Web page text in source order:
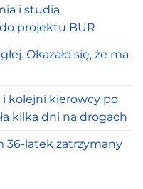
i studia
projektu BUR
Okazało się, że ma
kolejni kierowcy po
kilka dni na drogach
36-latek zatrzymany